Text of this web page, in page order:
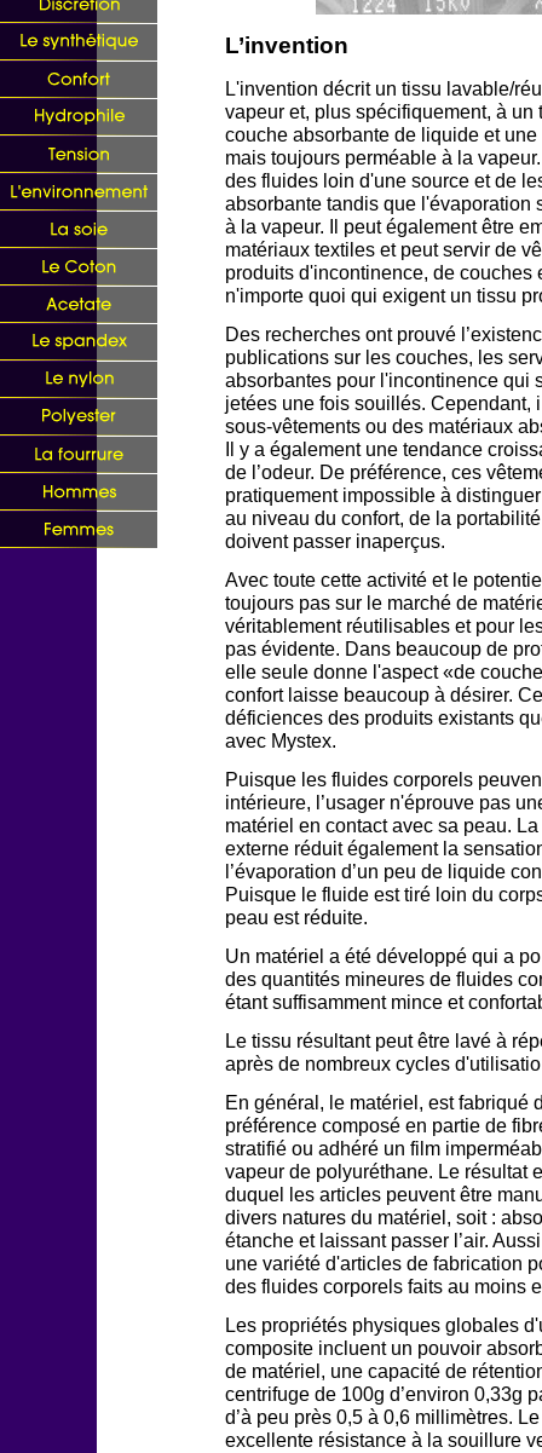
L’invention
L'invention décrit un tissu lavable/
vapeur et, plus spécifiquement, à un
couche absorbante de liquide et
mais toujours perméable à la
des fluides loin d'une source et de
absorbante tandis que l'évaporation
à la vapeur. Il peut également être
matériaux textiles et peut servir de
produits d'incontinence, de couches
n'importe quoi qui exigent un tissu
Des recherches ont prouvé
publications sur les couches, les
absorbantes pour l'incontinence qui
jetées une fois souillés. Cependant,
sous-vêtements ou des matériaux
Il y a également une tendance
de l’odeur. De préférence, ces
pratiquement impossible à
au niveau du confort, de la
doivent passer inaperçus.
Avec toute cette activité et le
toujours pas sur le marché de
véritablement réutilisables et pour
pas évidente. Dans beaucoup de
elle seule donne l'aspect «de
confort laisse beaucoup à désirer.
déficiences des produits existants
avec Mystex.
Puisque les fluides corporels
intérieure, l’usager n'éprouve pas
matériel en contact avec sa peau.
externe réduit également la
l’évaporation d’un peu de liquide
Puisque le fluide est tiré loin du
peau est réduite.
Un matériel a été développé qui a
des quantités mineures de fluides
étant suffisamment mince et
Le tissu résultant peut être lavé à
après de nombreux cycles
En général, le matériel, est fabriqué
préférence composé en partie de
stratifié ou adhéré un film
vapeur de polyuréthane. Le résultat
duquel les articles peuvent être
divers natures du matériel, soit :
étanche et laissant passer l’air.
une variété d'articles de fabrication
des fluides corporels faits au moins
Les propriétés physiques globales
composite incluent un pouvoir
de matériel, une capacité de
centrifuge de 100g d’environ 0,33g
d’à peu près 0,5 à 0,6 millimètres.
excellente résistance à la souillure